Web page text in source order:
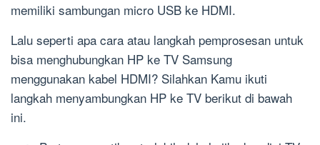
memiliki sambungan micro USB ke HDMI.
Lalu seperti apa cara atau langkah pemprosesan untuk
bisa menghubungkan HP ke TV Samsung
menggunakan kabel HDMI? Silahkan Kamu ikuti
langkah menyambungkan HP ke TV berikut di bawah
ini.